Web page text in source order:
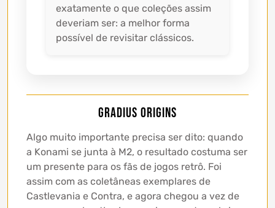
exatamente o que coleções assim
deveriam ser: a melhor forma
possível de revisitar clássicos.
Gradius Origins
Algo muito importante precisa ser dito: quando
a Konami se junta à M2, o resultado costuma ser
um presente para os fãs de jogos retrô. Foi
assim com as coletâneas exemplares de
Castlevania e Contra, e agora chegou a vez de